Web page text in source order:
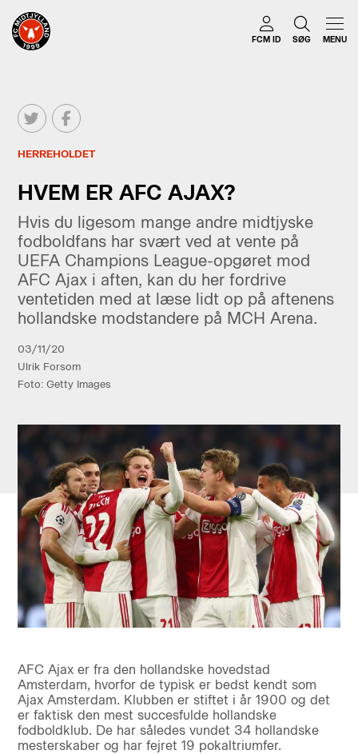
FCM ID SØG MENU
HERREHOLDET
HVEM ER AFC AJAX?
Hvis du ligesom mange andre midtjyske
fodboldfans har svært ved at vente på
UEFA Champions League-opgøret mod
AFC Ajax i aften, kan du her fordrive
ventetiden med at læse lidt op på aftenens
hollandske modstandere på MCH Arena.
03/11/20
Ulrik Forsom
Foto: Getty Images
AFC Ajax er fra den hollandske hovedstad
Amsterdam, hvorfor de typisk er bedst kendt som
Ajax Amsterdam. Klubben er stiftet i år 1900 og det
er faktisk den mest succesfulde hollandske
fodboldklub. De har således vundet 34 hollandske
mesterskaber og har fejret 19 pokaltriumfer.